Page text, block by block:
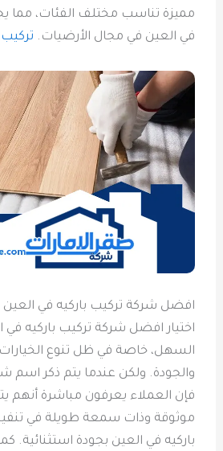
مميزة تناسب مختلف الفئات، مما
في العين في مجال الأرضيات.
افضل شركة تركيب باركيه في العين
اختيار افضل شركة تركيب باركيه في
السهل، خاصة في ظل تنوع
والجودة. ولكن عندما يتم ذكر اسم
فإن العملاء يعرفون مباشرة أنهم
موثوقة وذات سمعة طويلة في
باركيه في العين بجودة استثنائية.